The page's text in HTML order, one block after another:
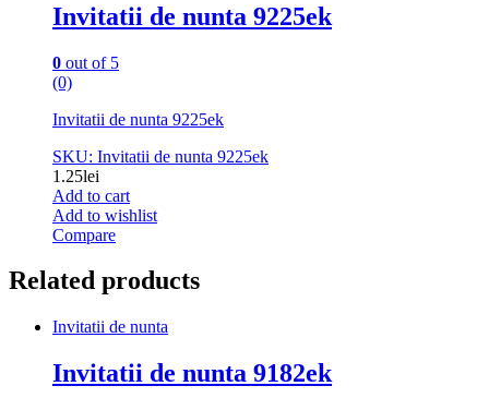
Invitatii de nunta 9225ek
0 out of 5
(0)
Invitatii de nunta 9225ek
SKU: Invitatii de nunta 9225ek
1.25lei
Add to cart
Add to wishlist
Compare
Related products
Invitatii de nunta
Invitatii de nunta 9182ek